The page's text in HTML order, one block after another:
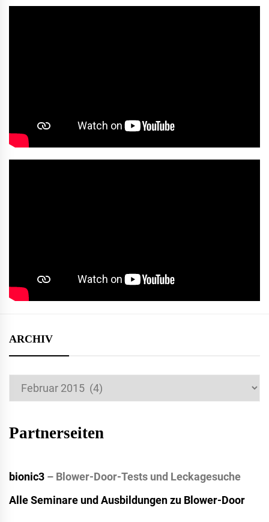
ARCHIV
Archiv
Partnerseiten
bionic3 – Blower-Door-Tests und Leckagesuche
Alle Seminare und Ausbildungen zu Blower-Door